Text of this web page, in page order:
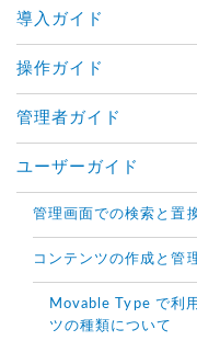
導入ガイド
操作ガイド
管理者ガイド
ユーザーガイド
管理画面での検索と置
コンテンツの作成と管
Movable Type で利
ツの種類について